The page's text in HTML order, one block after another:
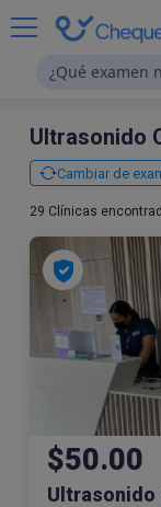
Ultrasonido
Cambiar de
29 Clínicas
$50.00